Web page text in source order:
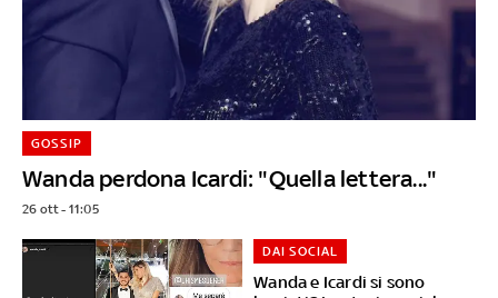
Wanda perdona Icardi: "Quella lettera..."
GOSSIP
26 ott - 11:05
Wanda e Icardi si sono
DAI SOCIAL